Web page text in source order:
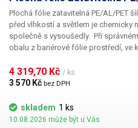
Plochá fólie zatavitelná PE/AL/PET
před vlhkostí a světlem je chemicky
společně s vysoušedly. Při
obalu z bariérové fólie prostředí, ve
tak i například pro balení elektroniky,
náchylné na korozi nebo oxidaci. Fólie má potravinářský atest, není
použít na balení v kombinaci s
Fólie PE/AL/PET výborně funguje
4 319,70 Kč / ks
3 570 Kč bez DPH
skladem 1 ks
10.08.2026 může být u Vás